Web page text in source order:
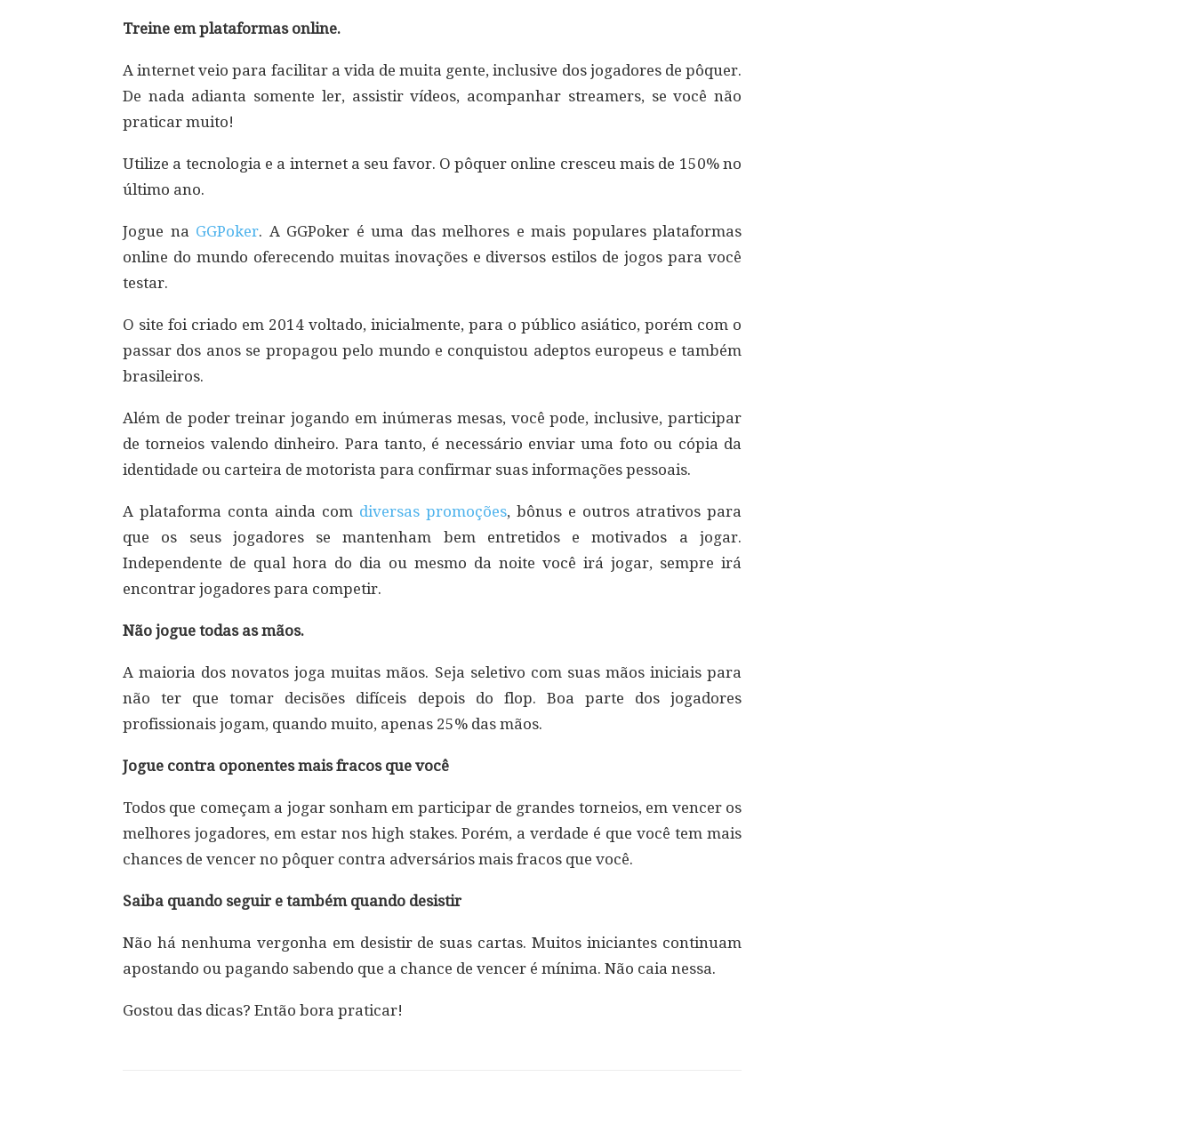
Treine em plataformas online.
A internet veio para facilitar a vida de muita gente, inclusive dos jogadores de pôquer.
De nada adianta somente ler, assistir vídeos, acompanhar streamers, se você não
praticar muito!
Utilize a tecnologia e a internet a seu favor. O pôquer online cresceu mais de 150% no
último ano.
Jogue na GGPoker. A GGPoker é uma das melhores e mais populares plataformas
online do mundo oferecendo muitas inovações e diversos estilos de jogos para você
testar.
O site foi criado em 2014 voltado, inicialmente, para o público asiático, porém com o
passar dos anos se propagou pelo mundo e conquistou adeptos europeus e também
brasileiros.
Além de poder treinar jogando em inúmeras mesas, você pode, inclusive, participar
de torneios valendo dinheiro. Para tanto, é necessário enviar uma foto ou cópia da
identidade ou carteira de motorista para confirmar suas informações pessoais.
A plataforma conta ainda com diversas promoções, bônus e outros atrativos para
que os seus jogadores se mantenham bem entretidos e motivados a jogar.
Independente de qual hora do dia ou mesmo da noite você irá jogar, sempre irá
encontrar jogadores para competir.
Não jogue todas as mãos.
A maioria dos novatos joga muitas mãos. Seja seletivo com suas mãos iniciais para
não ter que tomar decisões difíceis depois do flop. Boa parte dos jogadores
profissionais jogam, quando muito, apenas 25% das mãos.
Jogue contra oponentes mais fracos que você
Todos que começam a jogar sonham em participar de grandes torneios, em vencer os
melhores jogadores, em estar nos high stakes. Porém, a verdade é que você tem mais
chances de vencer no pôquer contra adversários mais fracos que você.
Saiba quando seguir e também quando desistir
Não há nenhuma vergonha em desistir de suas cartas. Muitos iniciantes continuam
apostando ou pagando sabendo que a chance de vencer é mínima. Não caia nessa.
Gostou das dicas? Então bora praticar!